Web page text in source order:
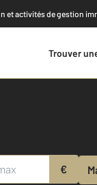
et activités de gestion
Trouver
€